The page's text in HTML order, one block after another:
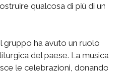
qualcosa di più di un
gruppo ha avuto un ruolo
del paese. La musica
le celebrazioni, donando